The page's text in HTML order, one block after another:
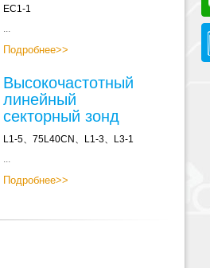
EC1-1
...
Подробнее>>
Высокочастотный
линейный
секторный зонд
L1-5、75L40CN、L1-3、L3-1
...
Подробнее>>